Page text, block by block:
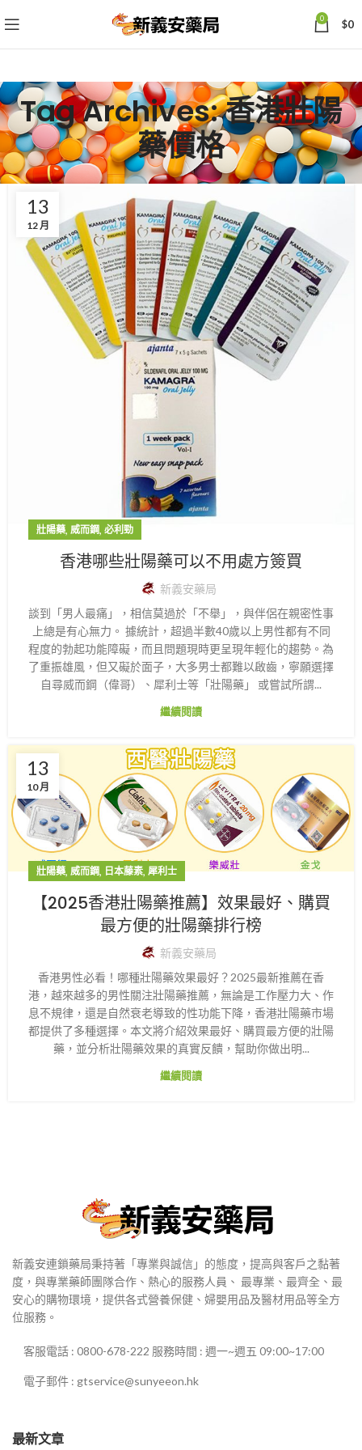
0 $0
Tag Archives: 香港壯陽
藥價格
13
12 月
壯陽藥, 威而鋼, 必利勁
香港哪些壯陽藥可以不用處方簽買
新義安藥局
談到「男人最痛」，相信莫過於「不舉」，與伴侶在親密性事
上總是有心無力。 據統計，超過半數40歲以上男性都有不同
程度的勃起功能障礙，而且問題現時更呈現年輕化的趨勢。為
了重振雄風，但又礙於面子，大多男士都難以啟齒，寧願選擇
自尋威而鋼（偉哥）、犀利士等「壯陽藥」 或嘗試所謂...
繼續閱讀
13
10 月
壯陽藥, 威而鋼, 日本藤素, 犀利士
【2025香港壯陽藥推薦】效果最好、購買
最方便的壯陽藥排行榜
新義安藥局
​香港男性必看！哪種壯陽藥效果最好？2025最新推薦​ 在香
港，越來越多的男性關注壯陽藥推薦，無論是工作壓力大、作
息不規律，還是自然衰老導致的性功能下降，​香港壯陽藥市場
都提供了多種選擇。本文將介紹效果最好、購買最方便的壯陽
藥，並分析壯陽藥效果的真實反饋，幫助你做出明...
繼續閱讀
新義安連鎖藥局秉持著「專業與誠信」的態度，提高與客戶之黏著
度，與專業藥師團隊合作、熱心的服務人員、 最專業、最齊全、最
安心的購物環境，提供各式營養保健、婦嬰用品及醫材用品等全方
位服務。
客服電話 : 0800-678-222 服務時間 : 週一~週五 09:00~17:00
電子郵件 : gtservice@sunyeeon.hk
最新文章